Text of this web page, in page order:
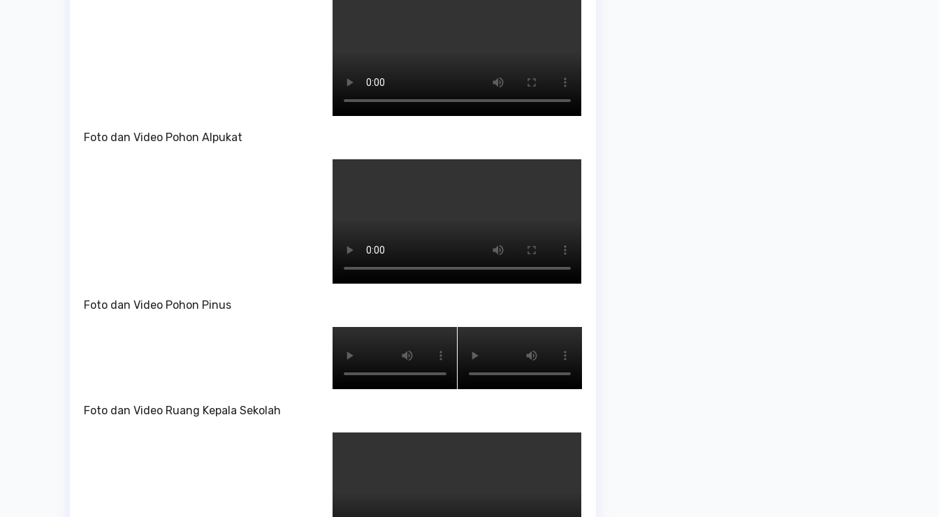
Foto dan Video Pohon Alpukat
Foto dan Video Pohon Pinus
Foto dan Video Ruang Kepala Sekolah